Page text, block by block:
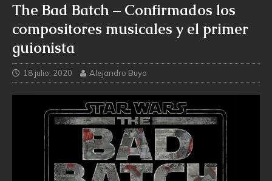
The Bad Batch – Confirmados los
compositores musicales y el primer
guionista
18 julio, 2020 Alejandro Buyo